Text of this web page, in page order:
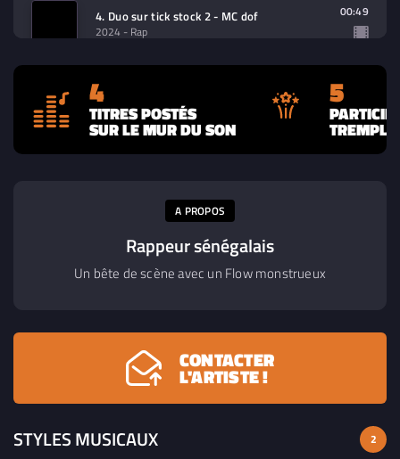
4. Duo sur tick stock 2 - MC dof
2024 - Rap
00:49
4
TITRES POSTÉS
SUR LE MUR DU SON
5
A PROPOS
Rappeur sénégalais
Un bête de scène avec un Flow monstrueux
CONTACTER
L'ARTISTE !
STYLES MUSICAUX 2